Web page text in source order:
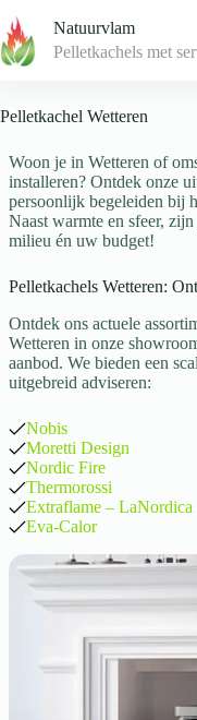
to
content
Natuurvlam
Pelletkachels met
Pelletkachel Wetteren
Woon je in Wetteren of
installeren? Ontdek onze
persoonlijk begeleiden bij
Naast warmte en sfeer,
milieu én uw budget!
Pelletkachels Wetteren:
Ontdek ons actuele
Wetteren in onze
aanbod. We bieden een
uitgebreid adviseren:
Nobis
Moretti Design
Nordic Fire
Thermorossi
Extraflame – LaNordica
Eva-Calor